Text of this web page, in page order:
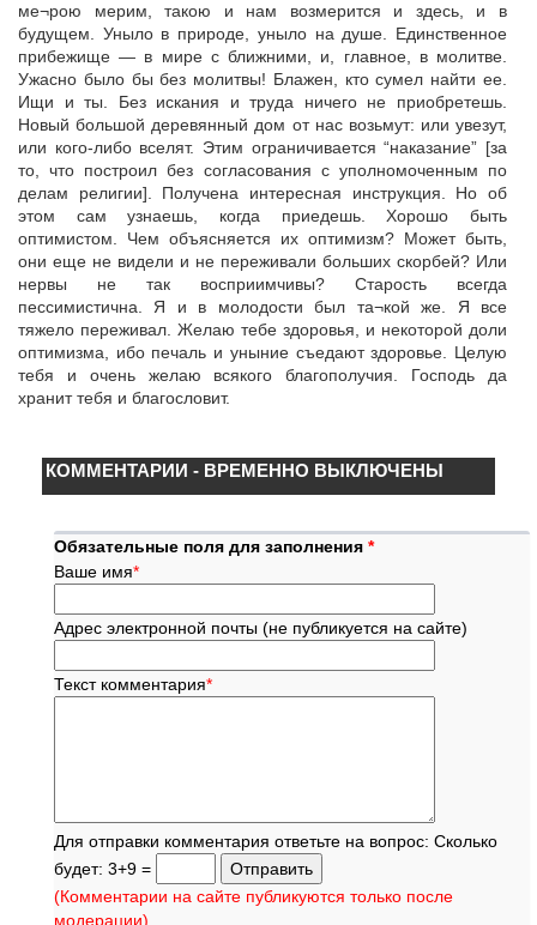
ме¬рою мерим, такою и нам возмерится и здесь, и в
будущем. Уныло в природе, уныло на душе. Единственное
прибежище — в мире с ближними, и, главное, в молитве.
Ужасно было бы без молитвы! Блажен, кто сумел найти ее.
Ищи и ты. Без искания и труда ничего не приобретешь.
Новый большой деревянный дом от нас возьмут: или увезут,
или кого-либо вселят. Этим ограничивается “наказание” [за
то, что построил без согласования с уполномоченным по
делам религии]. Получена интересная инструкция. Но об
этом сам узнаешь, когда приедешь. Хорошо быть
оптимистом. Чем объясняется их оптимизм? Может быть,
они еще не видели и не переживали больших скорбей? Или
нервы не так восприимчивы? Старость всегда
пессимистична. Я и в молодости был та¬кой же. Я все
тяжело переживал. Желаю тебе здоровья, и некоторой доли
оптимизма, ибо печаль и уныние съедают здоровье. Целую
тебя и очень желаю всякого благополучия. Господь да
хранит тебя и благословит.
КОММЕНТАРИИ - ВРЕМЕННО ВЫКЛЮЧЕНЫ
Обязательные поля для заполнения *
Ваше имя*
Адрес электронной почты (не публикуется на сайте)
Текст комментария*
Для отправки комментария ответьте на вопрос: Сколько
будет: 3+9 =
(Комментарии на сайте публикуются только после
модерации)